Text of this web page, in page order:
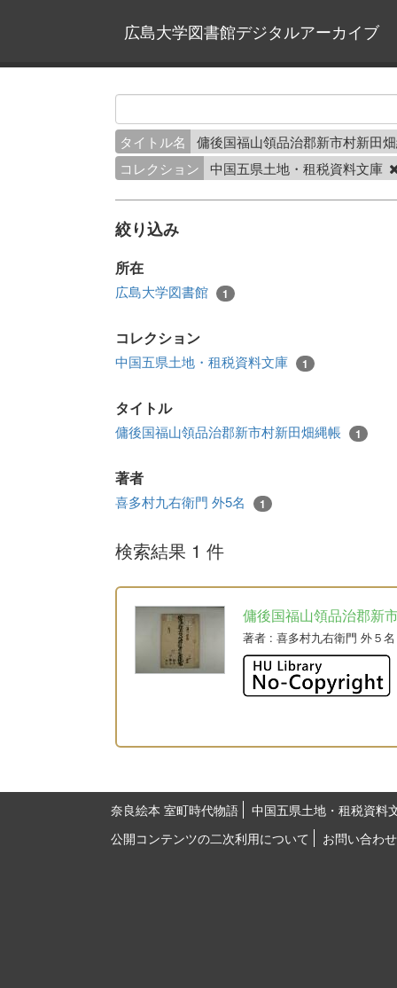
広島大学図書館デジタルアーカイブ
タイトル名
傭後国福山領品治郡新市村新田
コレクション
中国五県土地・租税資料文庫
絞り込み
所在
広島大学図書館 1
コレクション
中国五県土地・租税資料文庫 1
タイトル
傭後国福山領品治郡新市村新田畑縄帳 1
著者
喜多村九右衛門 外5名 1
検索結果 1 件
傭後国福山領品治郡新
著者 : 喜多村九右衛門 外５名
奈良絵本 室町時代物語
中国五県土地・租税資料
公開コンテンツの二次利用について
お問い合わせ